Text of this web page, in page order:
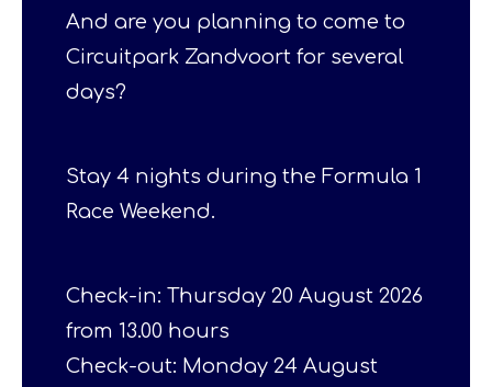
And are you planning to come to
Circuitpark Zandvoort for several
days?
Stay 4 nights during the Formula 1
Race Weekend.
Check-in: Thursday 20 August 2026
from 13.00 hours
Check-out: Monday 24 August